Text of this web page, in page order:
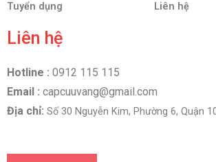
Tuyển dụng Liên hệ
Liên hệ
Hotline : 0912 115 115
Email : capcuuvang@gmail.com
Địa chỉ: Số 30 Nguyễn Kim, Phường 6, Quận